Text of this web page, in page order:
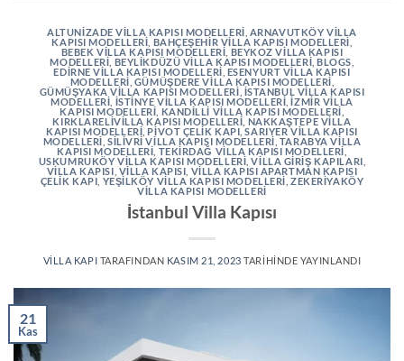
ALTUNIZADE VILLA KAPISI MODELLERI ARNAVUTKÖY VILLA
KAPISI MODELLERI BAHÇEŞEHIR VILLA KAPISI MODELLERI
BEBEK VILLA KAPISI MODELLERI BEYKOZ VILLA KAPISI
MODELLERI BEYLIKDÜZÜ VILLA KAPISI MODELLERI ,BLOGS
EDIRNE VILLA KAPISI MODELLERI ESENYURT VILLA KAPISI
MODELLERI GÜMÜŞDERE VILLA KAPISI MODELLERI
GÜMÜŞYAKA VILLA KAPISI MODELLERI İSTANBUL VILLA KAPISI
MODELLERI İSTINYE VILLA KAPISI MODELLERI ,İZMIR VILLA
KAPISI MODELLERI KANDILLI VILLA KAPISI MODELLERI
KIRKLARELIVILLA KAPISI MODELLERI NAKKAŞTEPE VILLA
KAPISI MODELLERI PIVOT ÇELIK KAPI ,SARIYER VILLA KAPISI
MODELLERI SILIVRI VILLA KAPISI MODELLERI TARABYA VILLA
KAPISI MODELLERI TEKIRDAĞ VILLA KAPISI MODELLERI
USKUMRUKÖY VILLA KAPISI MODELLERI ,VILLA GIRIŞ KAPILARI
VILLA KAPISI VILLA KAPISI VILLA KAPISI APARTMAN KAPISI
ÇELIK KAPI YEŞILKÖY VILLA KAPISI MODELLERI ,ZEKERIYAKÖY
VILLA KAPISI MODELLERI
İstanbul Villa Kapısı
VILLA KAPI TARAFINDAN KASIM 21, 2023 TARIHINDE YAYINLANDI
21
Kas